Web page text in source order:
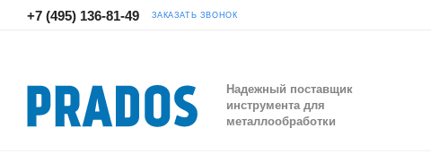
+7 (495) 136-81-49 ЗАКАЗАТЬ ЗВОНОК
Надежный поставщик
инструмента для
металлообработки